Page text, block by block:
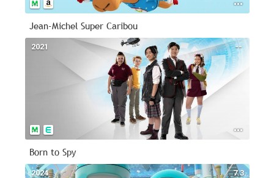
Jean-Michel Super Caribou
--
2021
Born to Spy
7.3
2024